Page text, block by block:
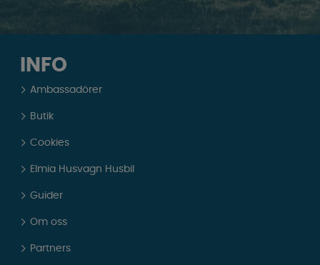
INFO
Ambassadörer
Butik
Cookies
Elmia Husvagn Husbil
Guider
Om oss
Partners